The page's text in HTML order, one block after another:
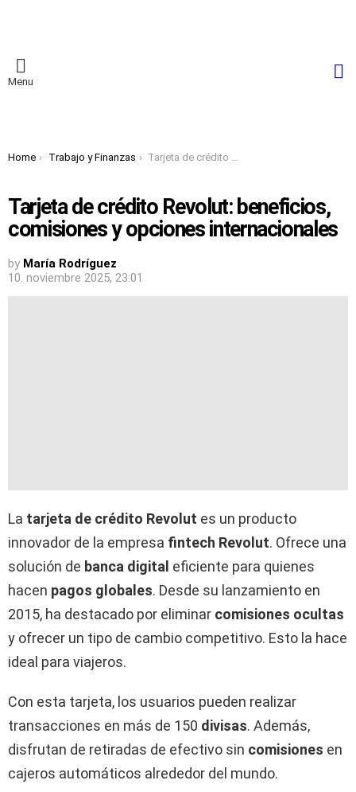
Menu
You are here:
Home Trabajo y Finanzas Tarjeta de crédito Revolut: beneficios, comisiones y opciones internacionales
Tarjeta de crédito Revolut: beneficios,
comisiones y opciones internacionales
by María Rodríguez
10. noviembre 2025, 23:01
La tarjeta de crédito Revolut es un producto
innovador de la empresa fintech Revolut. Ofrece una
solución de banca digital eficiente para quienes
hacen pagos globales. Desde su lanzamiento en
2015, ha destacado por eliminar comisiones ocultas
y ofrecer un tipo de cambio competitivo. Esto la hace
ideal para viajeros.
Con esta tarjeta, los usuarios pueden realizar
transacciones en más de 150 divisas. Además,
disfrutan de retiradas de efectivo sin comisiones en
cajeros automáticos alrededor del mundo.